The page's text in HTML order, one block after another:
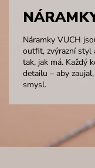
Náramky VUCH
outfit, zvýrazní styl
tak, jak má. Každý
detailu – aby
smysl.